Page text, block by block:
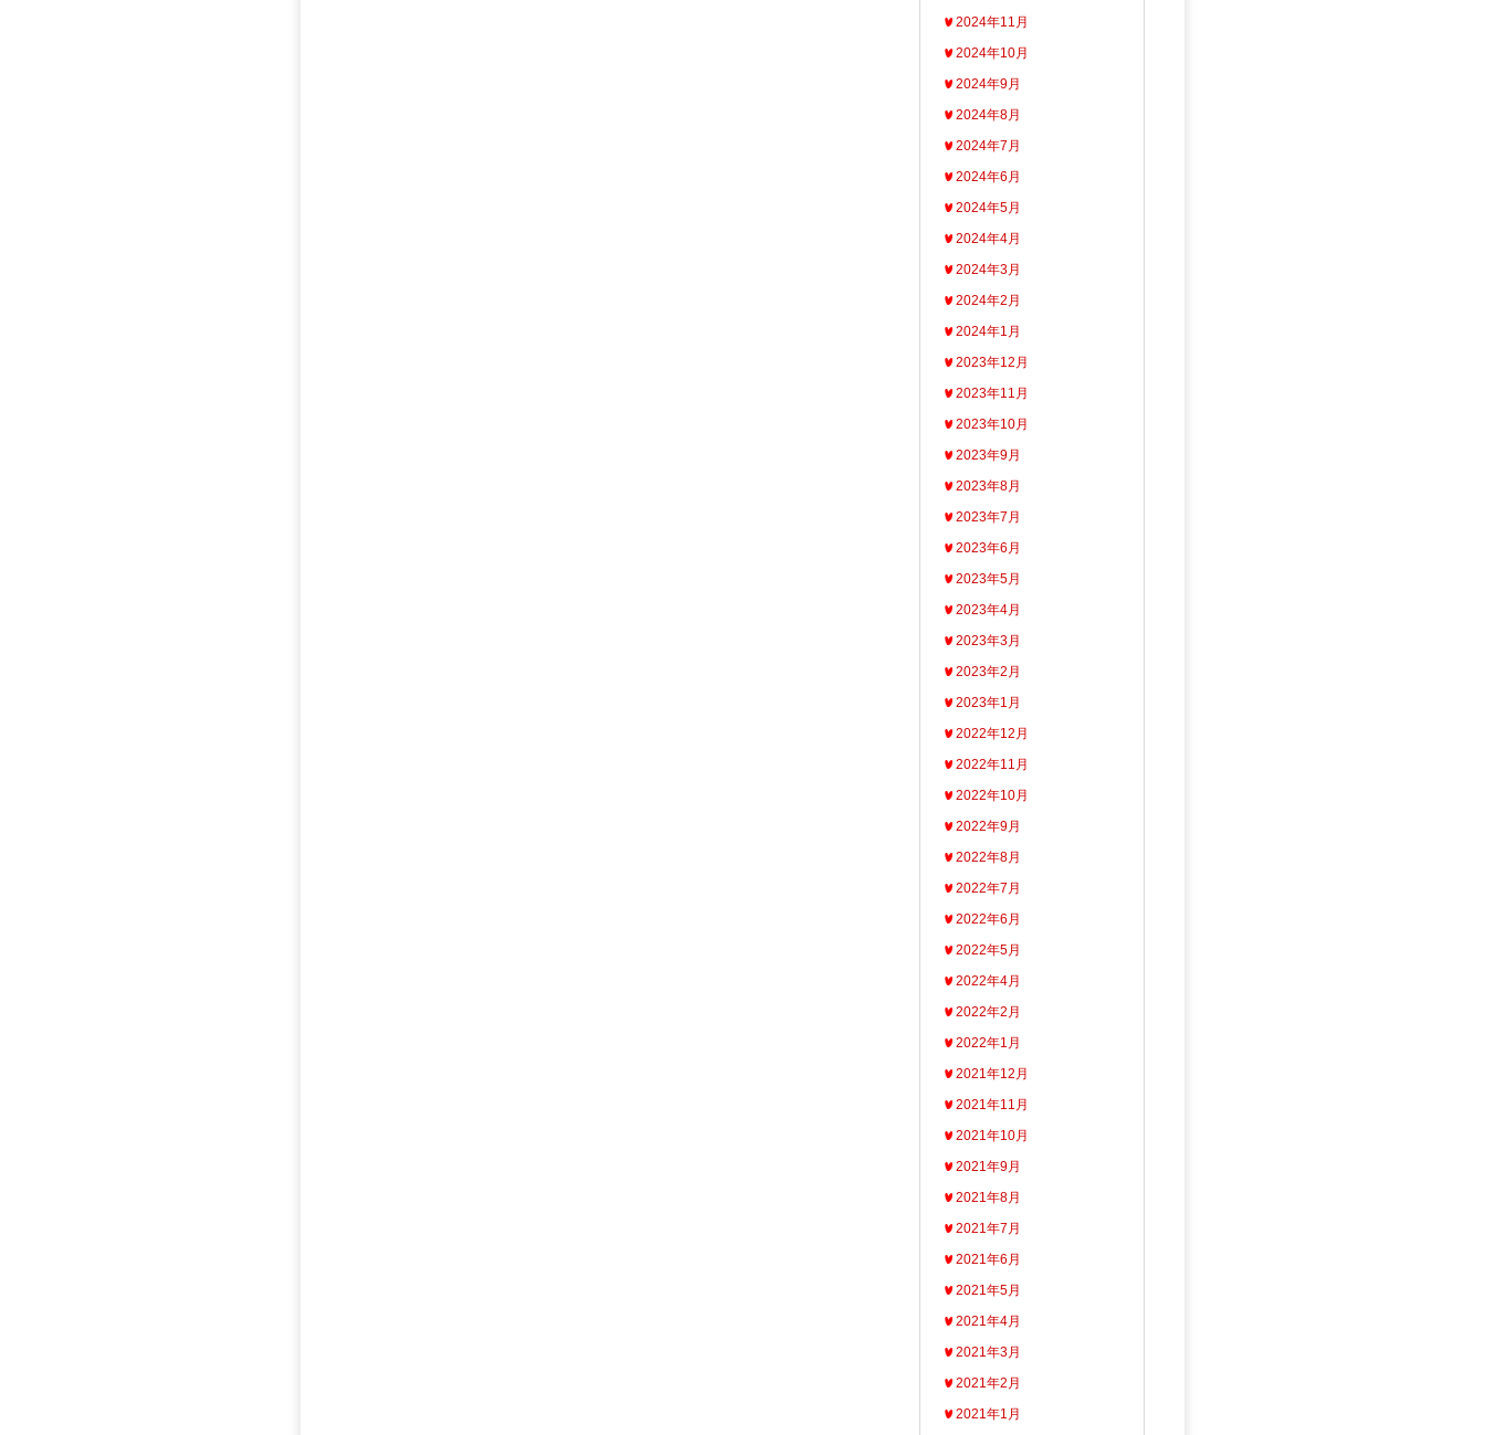
2024年11月
2024年10月
2024年9月
2024年8月
2024年7月
2024年6月
2024年5月
2024年4月
2024年3月
2024年2月
2024年1月
2023年12月
2023年11月
2023年10月
2023年9月
2023年8月
2023年7月
2023年6月
2023年5月
2023年4月
2023年3月
2023年2月
2023年1月
2022年12月
2022年11月
2022年10月
2022年9月
2022年8月
2022年7月
2022年6月
2022年5月
2022年4月
2022年2月
2022年1月
2021年12月
2021年11月
2021年10月
2021年9月
2021年8月
2021年7月
2021年6月
2021年5月
2021年4月
2021年3月
2021年2月
2021年1月